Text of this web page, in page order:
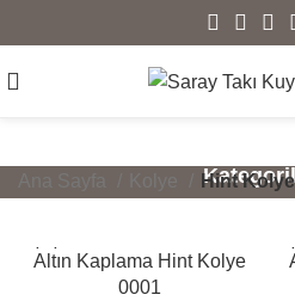
Ana Sayfa Kolye Hint Kolye
BITTI
Altın Kaplama Hint Kolye
0001